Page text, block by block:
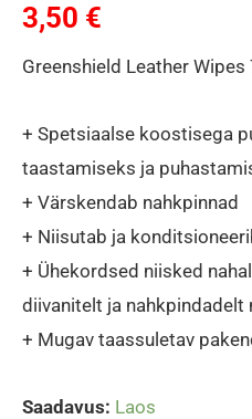
3,50 €
Greenshield Leather
+ Spetsiaalse koostisega
taastamiseks ja
+ Värskendab nahkpinnad
+ Niisutab ja
+ Ühekordsed niisked
diivanitelt ja nahkpindadelt
+ Mugav taassuletav
Saadavus: Laos